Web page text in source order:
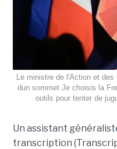
Le ministre de l'Action et
dun sommet Je choisis la
outils pour tenter de
Un assistant
transcription